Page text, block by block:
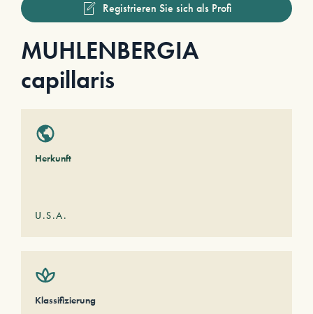
Registrieren Sie sich als Profi
MUHLENBERGIA
capillaris
Herkunft
U.S.A.
Klassifizierung